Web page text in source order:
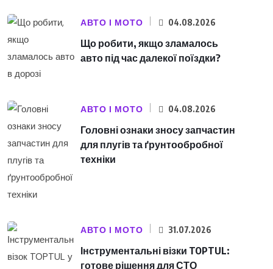
АВТО І МОТО 04.08.2026
Що робити, якщо зламалось
авто під час далекої поїздки?
АВТО І МОТО 04.08.2026
Головні ознаки зносу запчастин
для плугів та ґрунтообробної
техніки
АВТО І МОТО 31.07.2026
Інструментальні візки TOPTUL:
готове рішення для СТО